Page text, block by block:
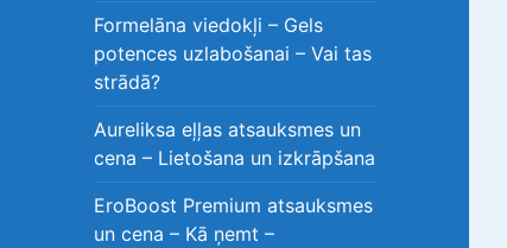
Formelāna viedokļi – Gels
potences uzlabošanai – Vai tas
strādā?
Aureliksa eļļas atsauksmes un
cena – Lietošana un izkrāpšana
EroBoost Premium atsauksmes
un cena – Kā ņemt –